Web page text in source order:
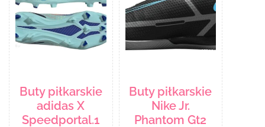
Buty piłkarskie
adidas X
Speedportal.1
Buty piłkarskie
Nike Jr.
Phantom Gt2